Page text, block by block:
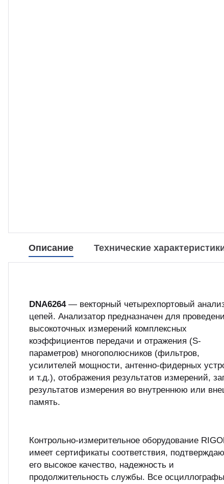
Описание Технические
DNA6264— векторный четырехпортовый
цепей. Анализатор предназначен для
высокоточных измерений комплексных
коэффициентов передачи и отражения (S-
параметров) многополюсников (фильтров,
усилителей мощности, антенно-фидерных
и т.д.), отображения результатов измерений,
результатов измерения во внутреннюю или
память.
Контрольно-измерительное оборудование
имеет сертификаты соответствия,
его высокое качество, надежность и
продолжительность службы. Все осциллографы